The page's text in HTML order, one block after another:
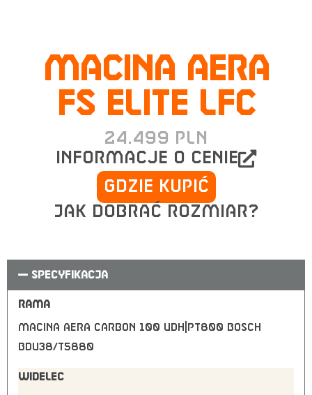
MACINA AERA
FS ELITE LFC
informacje o cenie
Gdzie kupić
24.499 PLN
Jak dobrać rozmiar?
SPECYFIKACJA
RAMA
Macina Aera Carbon 100 UDH|PT800 Bosch
BDU38/T5880
WIDELEC